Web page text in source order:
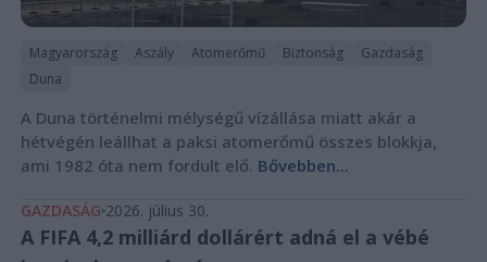
Magyarország Aszály Atomerőmű Biztonság
Gazdaság
Duna
A Duna történelmi mélységű vízállása miatt akár a
hétvégén leállhat a paksi atomerőmű összes blokkja,
ami 1982 óta nem fordult elő. Bővebben...
GAZDASÁG 2026. július 30.
A FIFA 4,2 milliárd dollárért adná el a vébé